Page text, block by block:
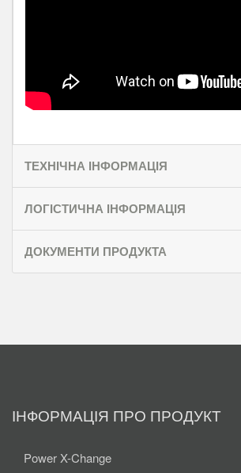
ТЕХНІЧНА ІНФОРМАЦІЯ
ЛОГІСТИЧНА ІНФОРМАЦІЯ
ДОКУМЕНТИ ПРОДУКТА
ІНФОРМАЦІЯ ПРО ПРОДУКТ
Power X-Change